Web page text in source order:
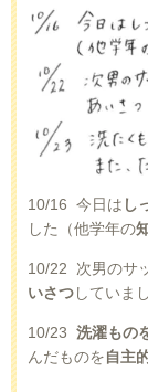
10/16 今日は し
した（他学年の
10/22 次男のサ
いさつしていま
10/23 洗濯もの
んだものを自主